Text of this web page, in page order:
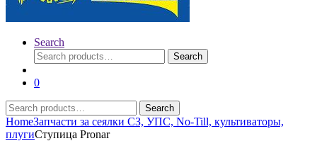
Search
Search
for:
Search
0
Search
for:
Search
HomeЗапчасти за сеялки СЗ, УПС, No-Till, культиваторы,
плугиСтупица Pronar